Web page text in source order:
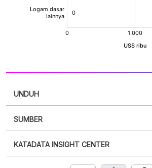
UNDUH
XLS
SUMBER
punya akun?Silakan Daftar sekarang
KATADATA INSIGHT CENTER